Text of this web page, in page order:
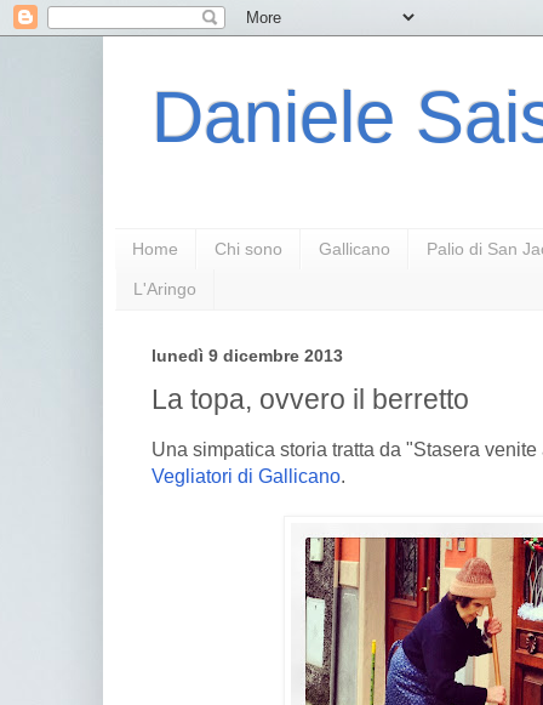
Daniele
Home Chi sono Gallicano Palio di San
L'Aringo
lunedì 9 dicembre 2013
La topa, ovvero il berretto
Una simpatica storia tratta da "Stasera
Vegliatori di Gallicano.